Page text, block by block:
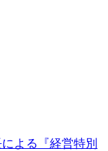
よる『経営特別